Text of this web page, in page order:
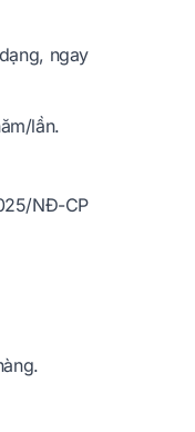
ngay
lần.
NĐ-CP